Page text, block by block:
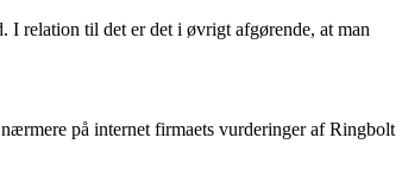
I relation til det er det i øvrigt afgørende, at man
på internet firmaets vurderinger af Ringbolt